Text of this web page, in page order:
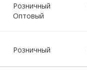
Розничный
Оптовый
Розничный